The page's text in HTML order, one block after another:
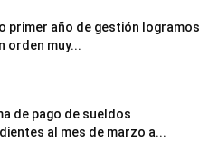
primer año de gestión logramos
orden muy...
de pago de sueldos
al mes de marzo a...